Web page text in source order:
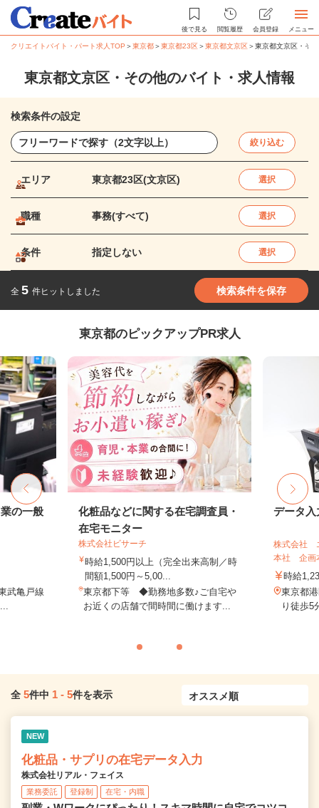
後で見る 閲覧履歴 会員登録 メニュー
クリエイトバイト・パート求人TOP ＞東京都＞東京都23区＞東京都文京区＞東京都文京区・そ
東京都文京区・その他のバイト・求人情報
検索条件の設定
絞り込む
エリア 東京都23区(文京区) 選択
職種 事務(すべて) 選択
条件 指定しない 選択
全 5 件ヒットしました 検索条件を保存
東京都のピックアップPR求人
の一般
武亀戸線
化粧品などに関する在宅調査員・
在宅モニター
株式会社ビサーチ
時給1,500円以上（完全出来高制／時
間額1,500円～5,00...
東京都下等 ◆勤務地多数♪ご自宅や
お近くの店舗で間時間に働けます...
データ入
株式会社
本社 企画
時給
東京都
り徒歩5
全 5件中 1 - 5件を表示
NEW
化粧品・サプリの在宅データ入力
株式会社リアル・フェイス
業務委託 登録制 在宅・内職